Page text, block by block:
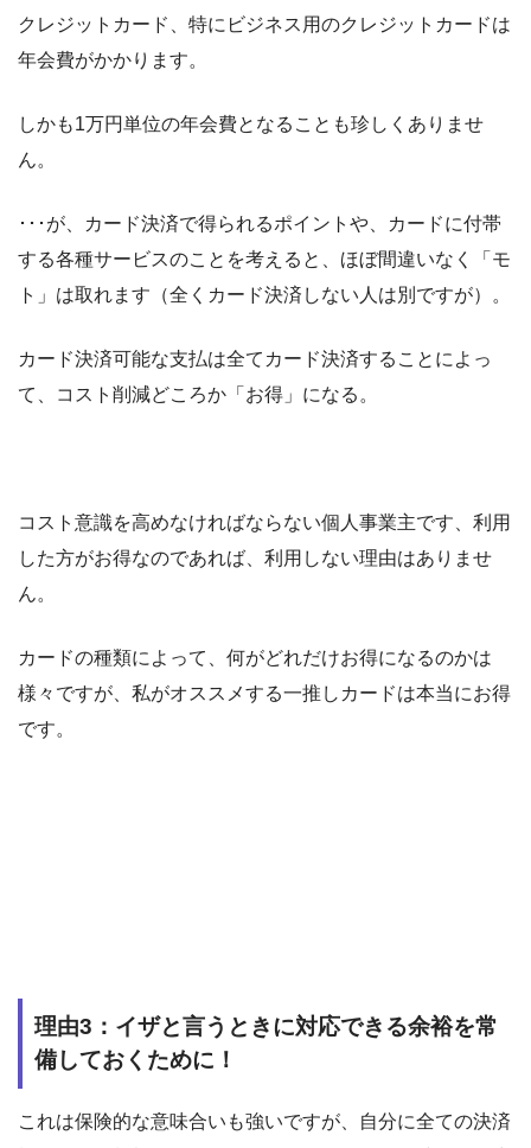
クレジットカード、特にビジネス用のクレジットカードは
年会費がかかります。
しかも1万円単位の年会費となることも珍しくありませ
ん。
･･･が、カード決済で得られるポイントや、カードに付帯
する各種サービスのことを考えると、ほぼ間違いなく「モ
ト」は取れます（全くカード決済しない人は別ですが）。
カード決済可能な支払は全てカード決済することによっ
て、コスト削減どころか「お得」になる。
コスト意識を高めなければならない個人事業主です、利用
した方がお得なのであれば、利用しない理由はありませ
ん。
カードの種類によって、何がどれだけお得になるのかは
様々ですが、私がオススメする一推しカードは本当にお得
です。
理由3：イザと言うときに対応できる余裕を常
備しておくために！
これは保険的な意味合いも強いですが、自分に全ての決済